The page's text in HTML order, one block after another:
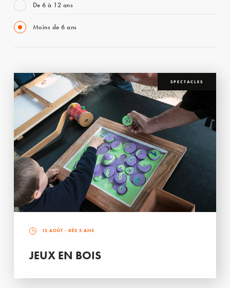
De 6 à 12 ans
Moins de 6 ans
SPECTACLES
12 AOÛT - DÈS 5 ANS
JEUX EN BOIS